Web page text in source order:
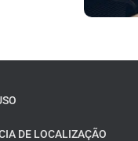
DE LOCALIZAÇÃO